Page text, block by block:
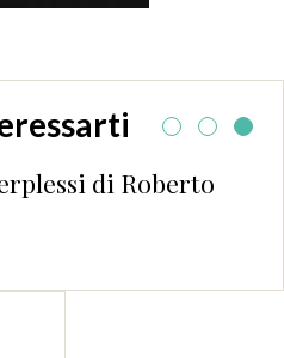
di Roberto